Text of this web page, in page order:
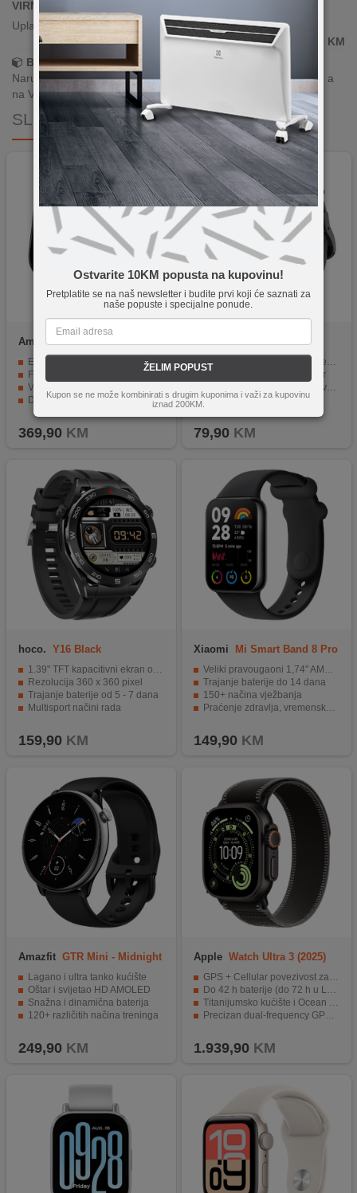
Ostvarite 10KM popusta na kupovinu!
Pretplatite se na naš newsletter i budite prvi koji će saznati za
naše popuste i specijalne ponude.
ŽELIM POPUST
Kupon se ne može kombinirati s drugim kuponima i važi za kupovinu
iznad 200KM.
VIRMANSKO PLAĆANJE
Uplata po predračunu putem banke
KM
Brza dostava!
Narudžbe zaprimljene radnim danima do 13h šaljemo isti dan, a
na Vašoj adresi paket je već za 24–48h.
SLIČNI PROIZVODI
Amazfit GTS 4 Infinite Black
Elegantan i modern izgled sata.
Funkcije praćenja aktivnosti i srčane frekvencije.
Vodootporan do 50 metara dubine.
Dugotrajna baterija koja traje do 12 dana.
Mogućnost povezivanja sa pametnim telefonom putem Bluetooth-a.
369,90 KM
MeanIT WATCH 4G -
CALLING
Mogućnost telefoniranja direktno sa sata
1.44" ekran osjetljiv na dodir
Kamera vanjski mikrofon i zvučnik
Alarm, kalkulator i štoperica
79,90 KM
hoco. Y16 Black
1.39" TFT kapacitivni ekran osetljiv na dodir
Rezolucija 360 x 360 pixel
Trajanje baterije od 5 - 7 dana
Multisport načini rada
159,90 KM
Xiaomi Mi Smart Band 8 Pro
Veliki pravougaoni 1,74″ AMOLED ekran
Trajanje baterije do 14 dana
150+ načina vježbanja
Praćenje zdravlja, vremenska prognoza, rasporedi ...
149,90 KM
Amazfit GTR Mini - Midnight
Lagano i ultra tanko kućište
Oštar i svijetao HD AMOLED
Snažna i dinamična baterija
120+ različitih načina treninga
249,90 KM
Apple Watch Ultra 3 (2025)
GPS + Cellular povezivost za autonomnu upotrebu bez iPhone-a
Do 42 h baterije (do 72 h u Low Power Mode)
Titanijumsko kućište i Ocean Band za izdržljivost i udobnost
Precizan dual-frequency GPS za sportske aktivnosti i navigaciju
1.939,90 KM